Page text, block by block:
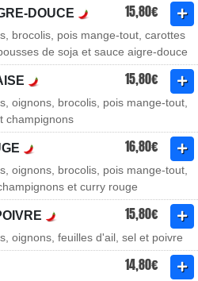
DOUCE 15,80€
brocolis, pois mange-tout, carottes
de soja et sauce aigre-douce
15,80€
oignons, brocolis, pois mange-tout,
champignons
16,80€
oignons, brocolis, pois mange-tout,
et curry rouge
15,80€
oignons, feuilles d'ail, sel et poivre
14,80€